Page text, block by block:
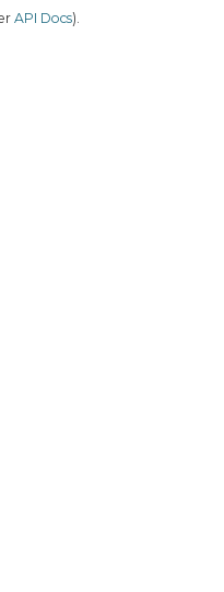
API Docs).